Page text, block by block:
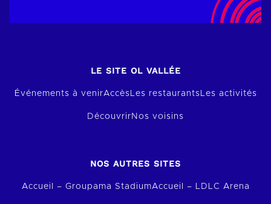
LE SITE OL VALLÉE
Événements à venirAccèsLes restaurantsLes activités
Découvrir Nos voisins
NOS AUTRES SITES
Accueil – Groupama StadiumAccueil – LDLC Arena